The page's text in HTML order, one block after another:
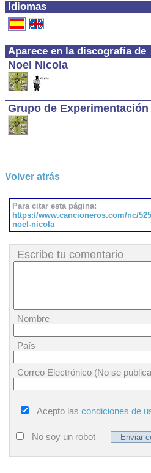
Idiomas
Aparece en la discografía de
Noel Nicola
Grupo de
Volver atrás
Para citar esta página:
https://www.cancioneros.com/nc/
noel-nicola
Escribe tu comentario
Nombre
País
Correo Electrónico (No se
Acepto las condiciones de
No soy un robot